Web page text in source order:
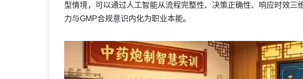
型情境，可以通过人工智能从流程完整性、决策正确性、响应时效三
力与GMP合规意识内化为职业本能。